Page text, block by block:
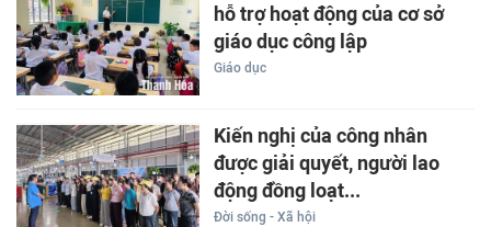
hỗ trợ hoạt động của cơ sở
giáo dục công lập
Giáo dục
Kiến nghị của công nhân
được giải quyết, người lao
động đồng loạt...
Đời sống - Xã hội